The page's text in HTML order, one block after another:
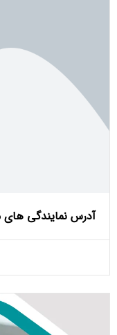
آدرس نمایندگی های